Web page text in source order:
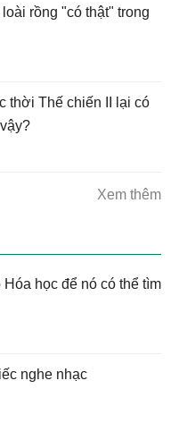
rồng "có thật" trong
thời Thế chiến II lại có
Xem thêm
Hóa học để nó có thể tìm
nghe nhạc